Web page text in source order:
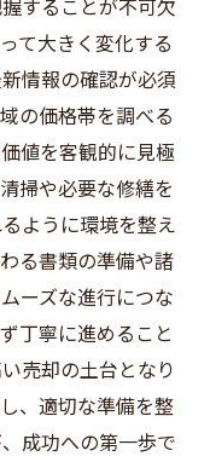
することが不可欠
て大きく変化する
情報の確認が必須
の価格帯を調べる
値を客観的に見極
掃や必要な修繕を
ように環境を整え
る書類の準備や諸
ーズな進行につな
丁寧に進めること
売却の土台となり
、適切な準備を整
成功への第一歩で